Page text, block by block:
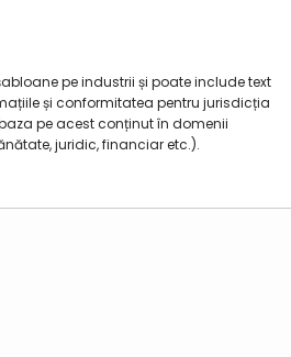
pe industrii și poate include text
și conformitatea pentru jurisdicția
pe acest conținut în domenii
juridic, financiar etc.).